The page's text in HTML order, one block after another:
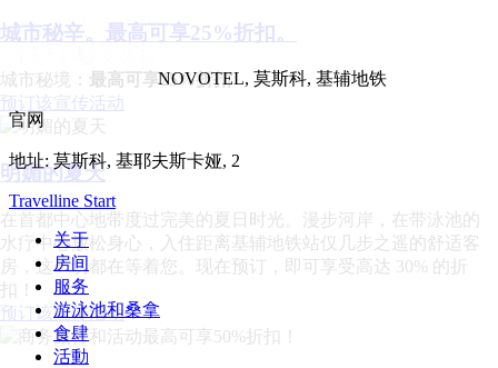
城市秘辛。最高可享25%折扣。
城市秘境：
最高可享25%折扣
预订该宣传活动
明媚的夏天
在首都中心地带度过完美的夏日时光。漫步河岸，在带泳池的
水疗中心放松身心，入住距离基辅地铁站仅几步之遥的舒适客
房，这一切都在等着您。现在预订，即可享受高达 30% 的折
扣！
预订该宣传活动
NOVOTEL, 莫斯科, 基辅地铁
官网
地址: 莫斯科, 基耶夫斯卡娅, 2
Travelline Start
关于
房间
服务
游泳池和桑拿
食肆
活動